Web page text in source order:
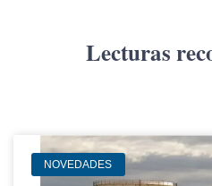
Lecturas
NOVEDADES